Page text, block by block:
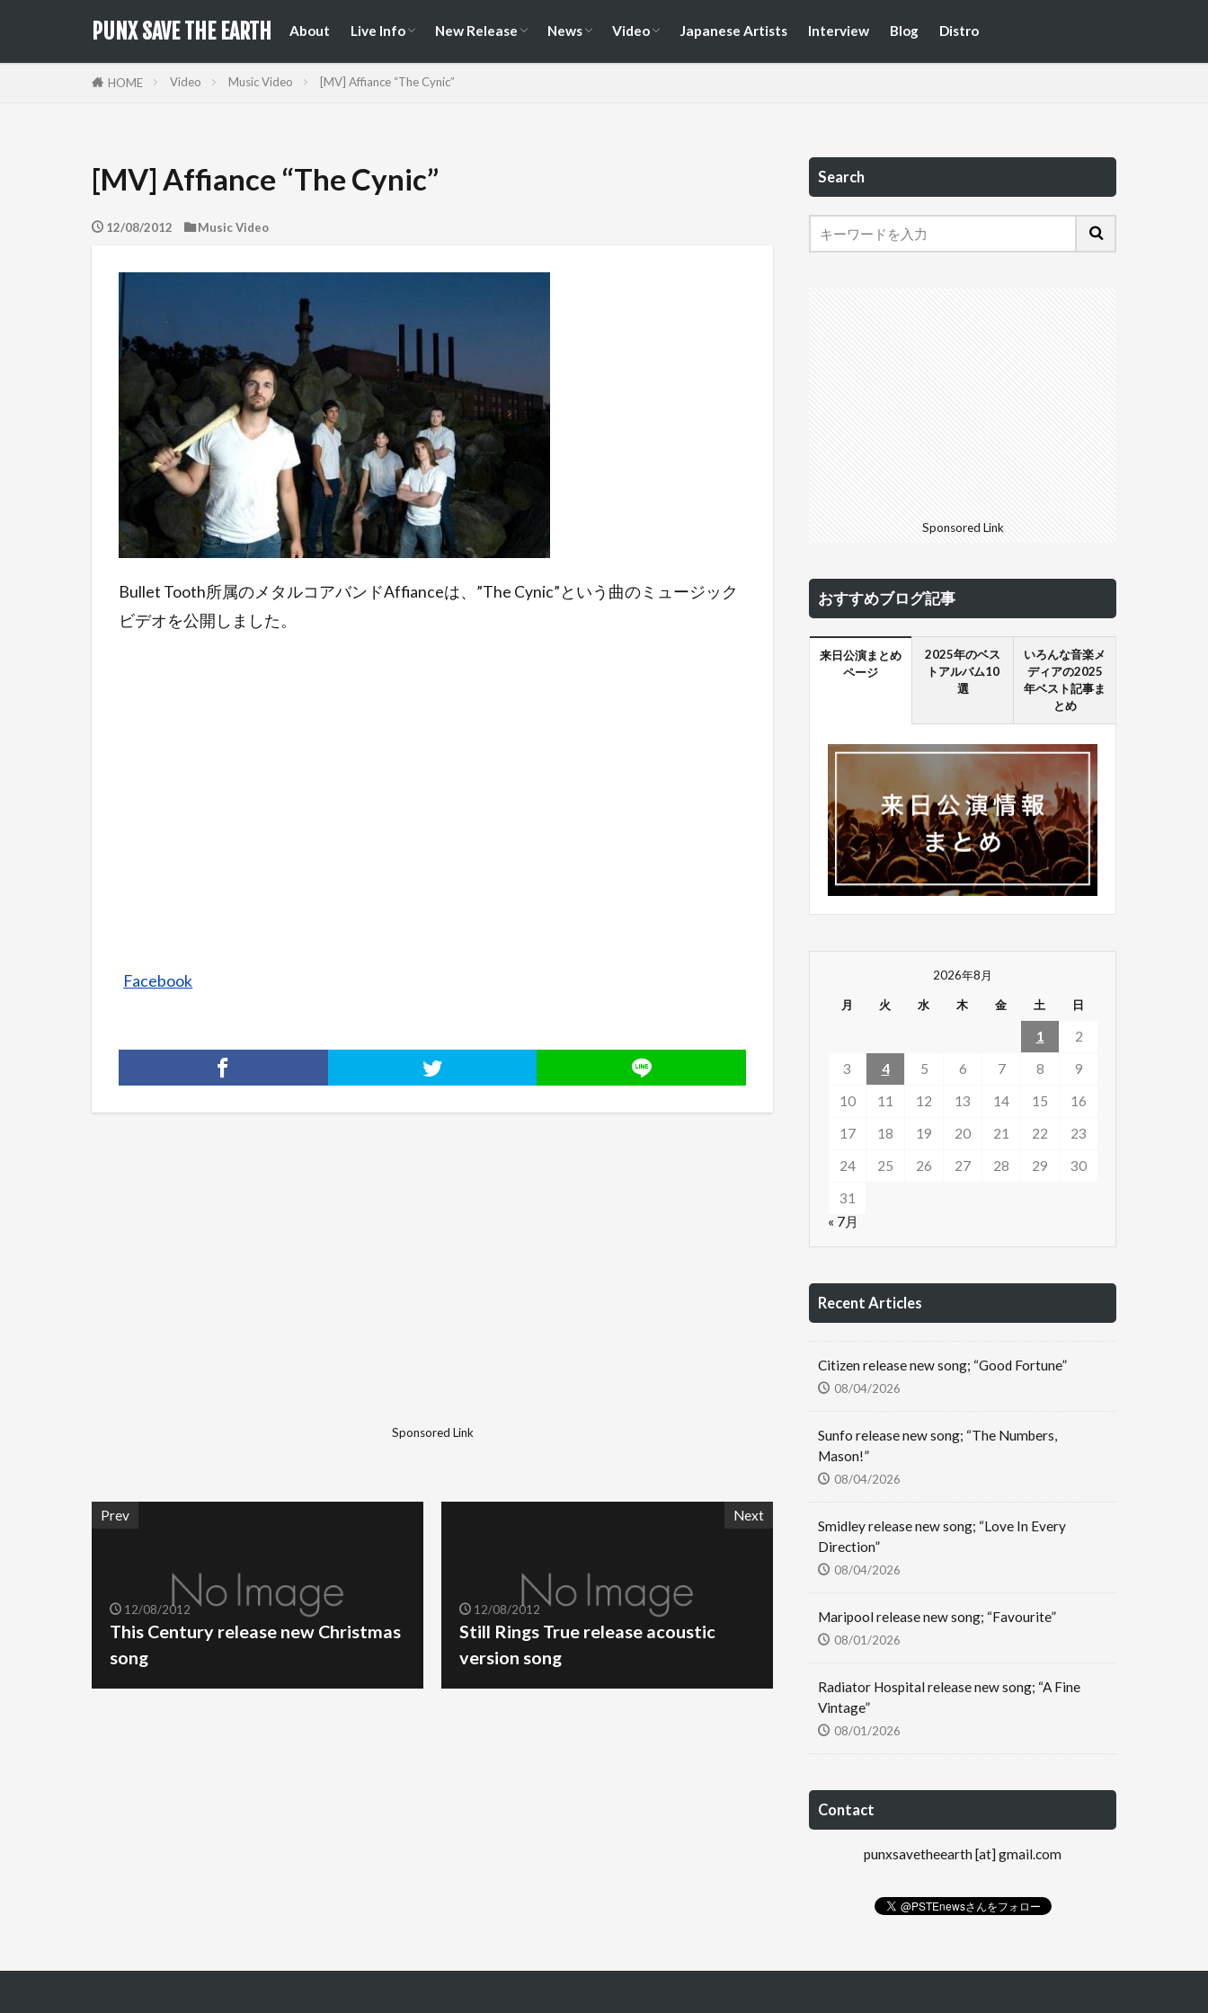
PUNX SAVE THE EARTH About Live Info New Release News Video Japanese Artists Interview Blog Distro
HOME Video Music Video [MV] Affiance “The Cynic”
[MV] Affiance “The Cynic”
12/08/2012 Music Video
Bullet Tooth所属のメタルコアバンドAffianceは、”The Cynic”という曲のミュージック
ビデオを公開しました。
Facebook
Sponsored Link
Prev
12/08/2012
This Century release new Christmas
song
Next
12/08/2012
Still Rings True release acoustic
version song
Search
Sponsored Link
おすすめブログ記事
来日公演まとめ
ページ
2025年のベス
トアルバム10
選
いろんな音楽メ
ディアの2025
年ベスト記事ま
とめ
2026年8月
月 火 水 木 金 土 日
1
2
3
4 5 6 7 8
9
10
11 12 13 14 15
16
17
18 19 20 21 22
23
24
25 26 27 28 29
30
31
« 7月
Recent Articles
Citizen release new song; “Good Fortune”
08/04/2026
Sunfo release new song; “The Numbers,
Mason!”
08/04/2026
Smidley release new song; “Love In Every
Direction”
08/04/2026
Maripool release new song; “Favourite”
08/01/2026
Radiator Hospital release new song; “A Fine
Vintage”
08/01/2026
Contact
punxsavetheearth [at] gmail.com